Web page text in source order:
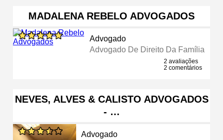
MADALENA REBELO ADVOGADOS
Advogado
Advogado De Direito Da Família
2 avaliações
2 comentários
NEVES, ALVES & CALISTO ADVOGADOS
- …
Advogado